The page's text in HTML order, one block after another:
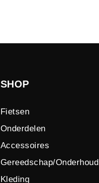
SHOP
Fietsen
Onderdelen
Accessoires
Gereedschap/Onderhoud
Kleding